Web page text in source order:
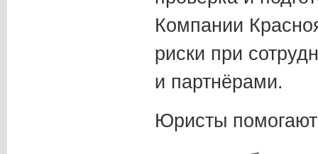
Компании
риски при
и партнёрами.
Юристы